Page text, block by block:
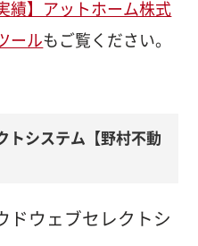
績】アットホーム株式
ールもご覧ください。
トシステム【野村不動